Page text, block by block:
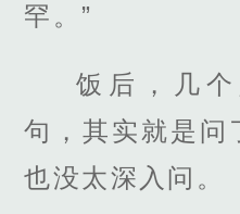
罕。”
饭后，几
句，其实就是问
也没太深入问。